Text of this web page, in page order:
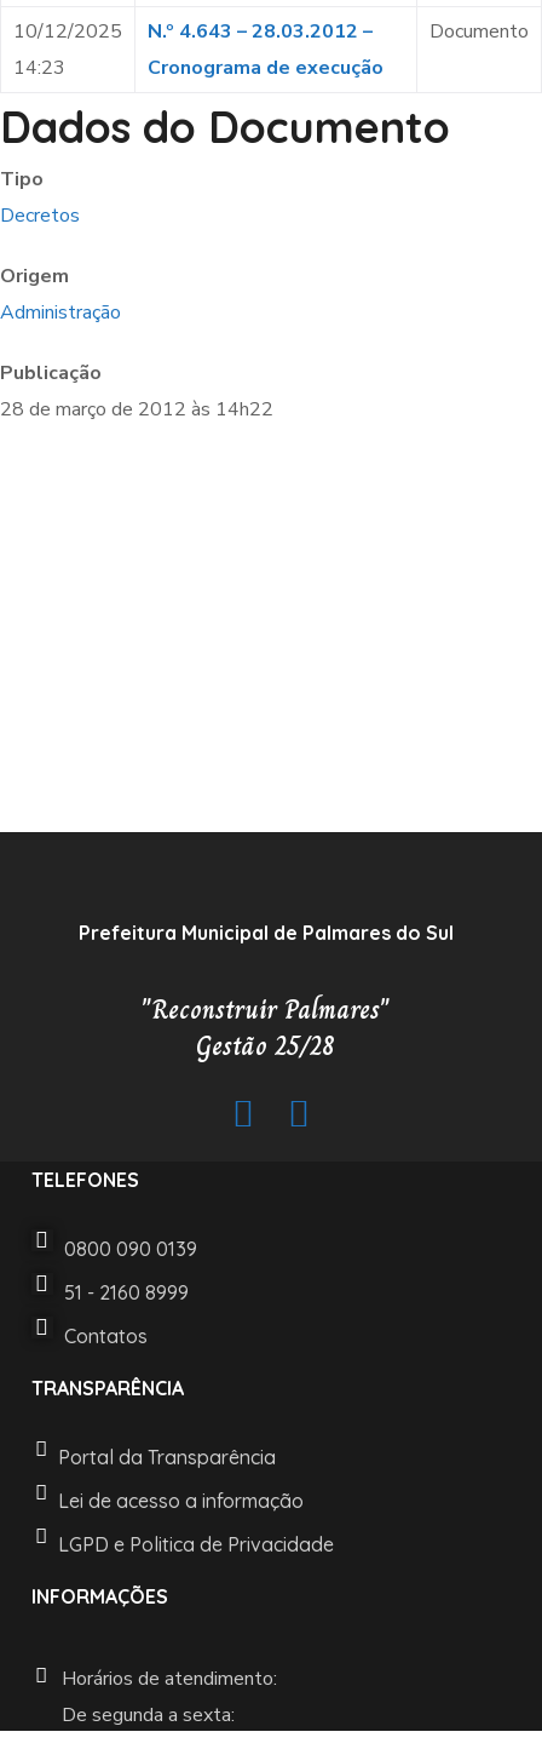
10/12/2025
14:23
N.º 4.643 – 28.03.2012 –
Cronograma de execução
Documento
Dados do Documento
Tipo
Decretos
Origem
Administração
Publicação
28 de março de 2012 às 14h22
Prefeitura Municipal de Palmares do Sul
"Reconstruir Palmares"
Gestão 25/28
TELEFONES
0800 090 0139
51 - 2160 8999
Contatos
TRANSPARÊNCIA
Portal da Transparência
Lei de acesso a informação
LGPD e Politica de Privacidade
INFORMAÇÕES
Horários de atendimento:
De segunda a sexta: